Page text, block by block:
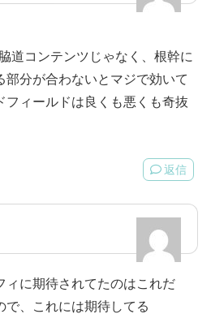
道コンテンツじゃなく、根幹に
部分が合わないとマジで効いて
ィールドは良くも悪くも奇抜
返信
ィに期待されてたのはこれだ
で、これには期待してる